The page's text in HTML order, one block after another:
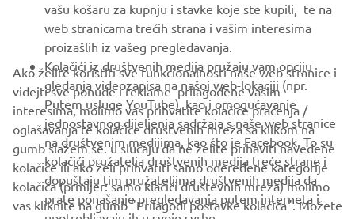
BILTEN
Budite prvi koji će saznati o najnovijim ponudama, posebnim
događajima, novim izdanjima i još mnogo toga
PRETPLATITE SE
Pročitajte našu Politiku privatnosti kako biste saznali kako
obrađujemo vaše osobne podatke:Pravila o Zaštiti Privatnosti
vašu košaru za kupnju i stavke koje ste kupili, te na
web stranicama trećih strana i vašim interesima
proizašlih iz vašeg pregledavanja.
Kolačići iz društvenih medija pružaju vam opciju
gledanja videozapisa na našoj web-lokaciji (npr.
Putem usluge YouTube), kao i omogućavanje
jednostavnog dijeljenja sadržaja s naše web stranice
na društvenim medijima, kao što je Facebook. To su
kolačići pružatelja društvenih medija treće strane i
dopuštaju tim pružateljima društvenih medija da
prate ponašanje pregledavanja putem interneta i
Ako želite koristiti sve funkcionalnosti naše web stranice i
videjti sve ponude i reklame prilagođene vašim
interesima, molimo vas prihvatite kolačiće praćenja /
oglašavanja te kolačiće društvenih mreža sa klikom na
gumb slažem se. u slučaju da ne želite prihaviti navedene
kolačiće ili ako želi prihvatiti samo odeređene kategorije
kolačića (prmijer: samo klačići društevnih mreža) molimo
vas kliknite na gumb "Prilagodi postavke kolačića". Možete